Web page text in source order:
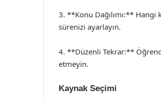
3. **Konu Dağılımı:** Hangi
sürenizi ayarlayın.
4. **Düzenli Tekrar:**
etmeyin.
Kaynak Seçimi